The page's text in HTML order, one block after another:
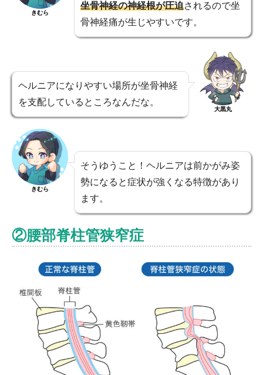
きむら
坐骨神経の神経根が圧迫されるので坐
骨神経痛が生じやすいです。
ヘルニアになりやすい場所が坐骨神経
を支配しているところなんだな。
大黒丸
きむら
そうゆうこと！ヘルニアは前かがみ姿
勢になると症状が強くなる特徴があり
ます。
②腰部脊柱管狭窄症